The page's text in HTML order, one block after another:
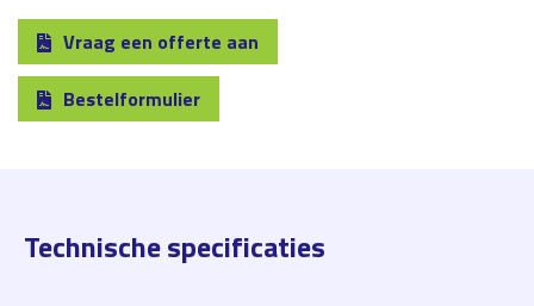
Vraag een offerte aan
Bestelformulier
Technische specificaties